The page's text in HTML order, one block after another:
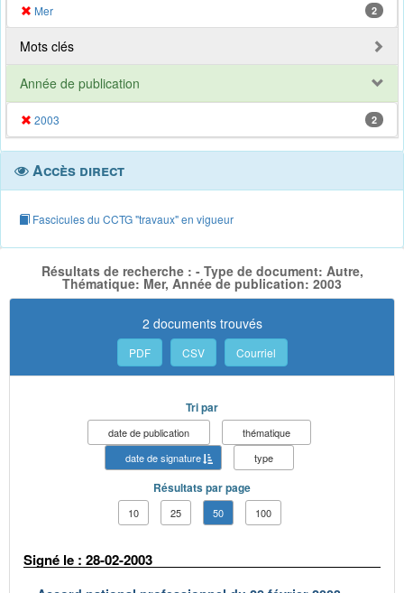
Mer 2
Mots clés
Année de publication
2003 2
Accès direct
Fascicules du CCTG "travaux" en vigueur
Résultats de recherche : - Type de document: Autre,
Thématique: Mer, Année de publication: 2003
2 documents trouvés
PDF CSV Courriel
Tri par
date de publication
thématique
date de signature
type
Résultats par page
10 25 50 100
Signé le : 28-02-2003